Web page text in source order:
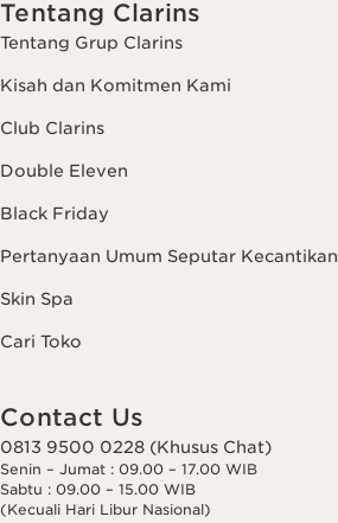
Tentang Clarins
Tentang Grup Clarins
Kisah dan Komitmen Kami
Club Clarins
Double Eleven
Black Friday
Pertanyaan Umum Seputar Kecantikan
Skin Spa
Cari Toko
Contact Us
0813 9500 0228 (Khusus Chat)
Senin – Jumat : 09.00 – 17.00 WIB
Sabtu : 09.00 – 15.00 WIB
(Kecuali Hari Libur Nasional)